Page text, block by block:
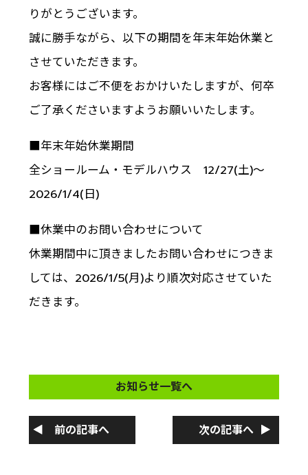
りがとうございます。
誠に勝手ながら、以下の期間を年末年始休業と
させていただきます。
お客様にはご不便をおかけいたしますが、何卒
ご了承くださいますようお願いいたします。
■年末年始休業期間
全ショールーム・モデルハウス 12/27(土)～
2026/1/4(日)
■休業中のお問い合わせについて
休業期間中に頂きましたお問い合わせにつきま
しては、2026/1/5(月)より順次対応させていた
だきます。
前の記事へ
お知らせ一覧へ
次の記事へ